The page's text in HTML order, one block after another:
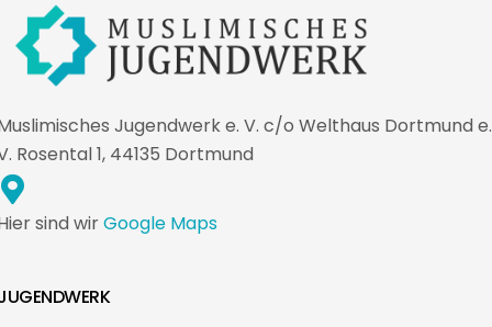
Jugendwerk e. V. c/o Welthaus Dortmund e.
Rosental 1, 44135 Dortmund
sind wirGoogle Maps